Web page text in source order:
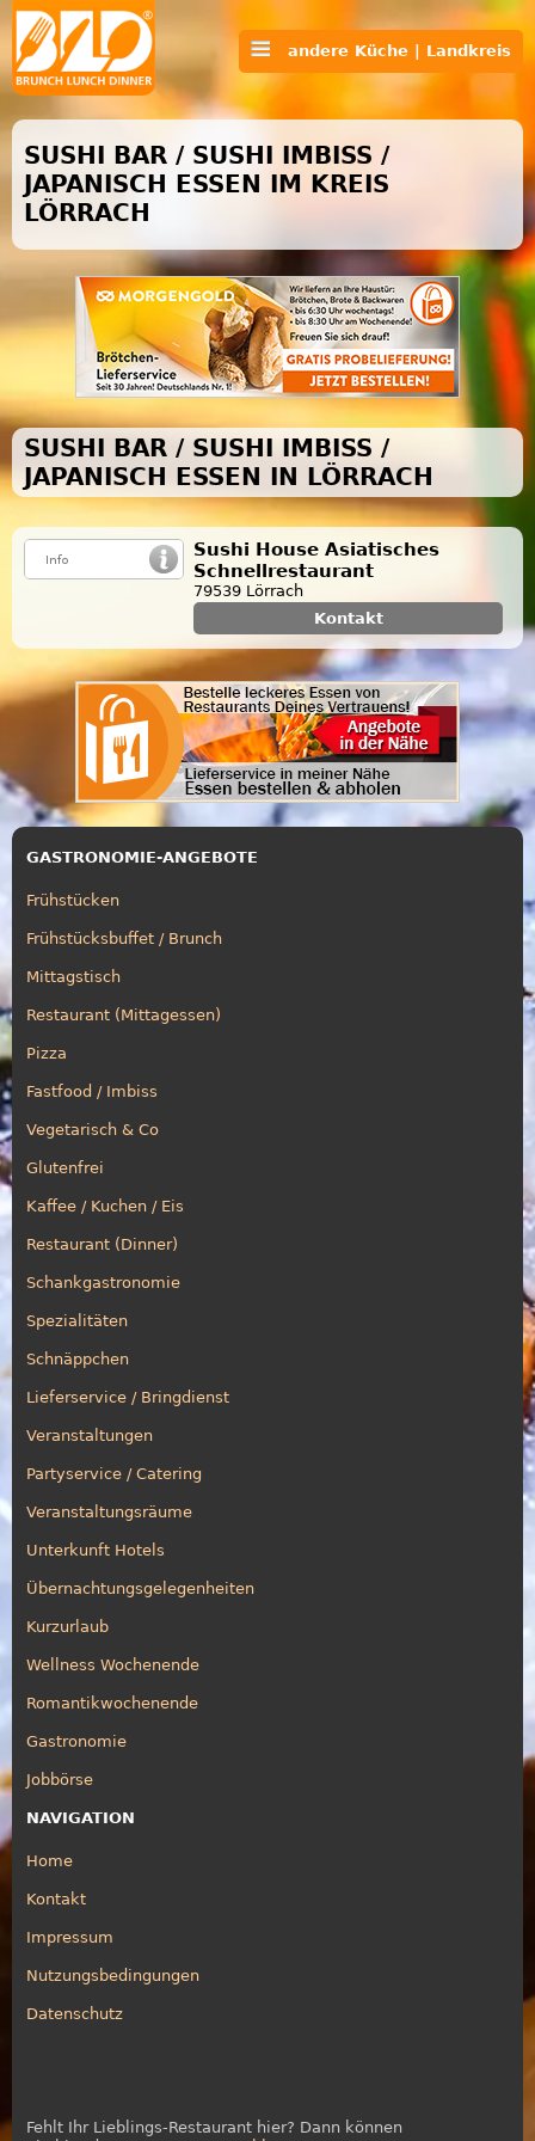
andere Küche | Landkreis
SUSHI BAR / SUSHI IMBISS /
JAPANISCH ESSEN IM KREIS
LÖRRACH
SUSHI BAR / SUSHI IMBISS /
JAPANISCH ESSEN IN LÖRRACH
Sushi House Asiatisches
Schnellrestaurant
79539 Lörrach
Kontakt
GASTRONOMIE-ANGEBOTE
Frühstücken
Frühstücksbuffet / Brunch
Mittagstisch
Restaurant (Mittagessen)
Pizza
Fastfood / Imbiss
Vegetarisch & Co
Glutenfrei
Kaffee / Kuchen / Eis
Restaurant (Dinner)
Schankgastronomie
Spezialitäten
Schnäppchen
Lieferservice / Bringdienst
Veranstaltungen
Partyservice / Catering
Veranstaltungsräume
Unterkunft Hotels
Übernachtungsgelegenheiten
Kurzurlaub
Wellness Wochenende
Romantikwochenende
Gastronomie
Jobbörse
NAVIGATION
Home
Kontakt
Impressum
Nutzungsbedingungen
Datenschutz
Fehlt Ihr Lieblings-Restaurant hier? Dann können